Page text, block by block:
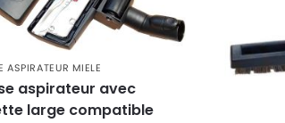
ASPIRATEUR MIELE
aspirateur avec
large compatible